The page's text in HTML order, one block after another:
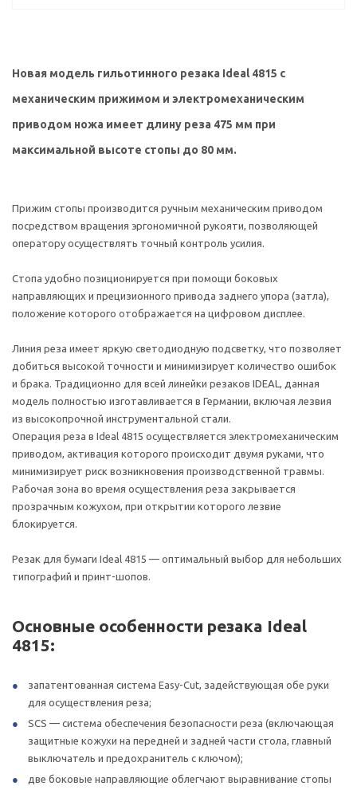
Новая модель гильотинного резака Ideal 4815 с
механическим прижимом и электромеханическим
приводом ножа имеет длину реза 475 мм при
максимальной высоте стопы до 80 мм.
Прижим стопы производится ручным механическим приводом
посредством вращения эргономичной рукояти, позволяющей
оператору осуществлять точный контроль усилия.
Стопа удобно позиционируется при помощи боковых
направляющих и прецизионного привода заднего упора (затла),
положение которого отображается на цифровом дисплее.
Линия реза имеет яркую светодиодную подсветку, что позволяет
добиться высокой точности и минимизирует количество ошибок
и брака. Традиционно для всей линейки резаков IDEAL, данная
модель полностью изготавливается в Германии, включая лезвия
из высокопрочной инструментальной стали.
Операция реза в Ideal 4815 осуществляется электромеханическим
приводом, активация которого происходит двумя руками, что
минимизирует риск возникновения производственной травмы.
Рабочая зона во время осуществления реза закрывается
прозрачным кожухом, при открытии которого лезвие
блокируется.
Резак для бумаги Ideal 4815 — оптимальный выбор для небольших
типографий и принт-шопов.
Основные особенности резака Ideal
4815:
запатентованная система Easy-Cut, задействующая обе руки
для осуществления реза;
SCS — система обеспечения безопасности реза (включающая
защитные кожухи на передней и задней части стола, главный
выключатель и предохранитель с ключом);
две боковые направляющие облегчают выравнивание стопы